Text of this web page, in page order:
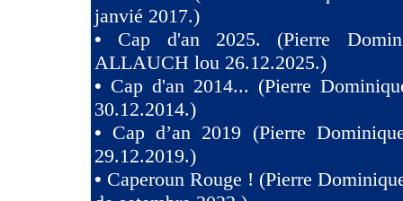
janvié 2017.)
• Cap d'an 2025. (Pierre
ALLAUCH lou 26.12.2025.)
• Cap d'an 2014... (Pierre
30.12.2014.)
• Cap d’an 2019 (Pierre
29.12.2019.)
• Caperoun Rouge ! (Pierre